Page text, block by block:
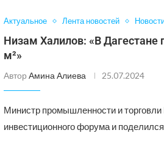
Актуальное Лента новостей
Низам Халилов: «В Дагестане
м²»
Автор Амина Алиева 25.07.2024
Министр промышленности и
инвестиционного форума и